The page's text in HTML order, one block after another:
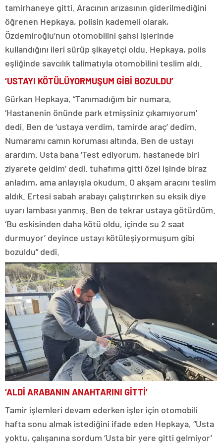
tamirhaneye gitti. Aracının arızasının giderilmediğini
öğrenen Hepkaya, polisin kademeli olarak,
Özdemiroğlu’nun otomobilini şahsi işlerinde
kullandığını ileri sürüp şikayetçi oldu. Hepkaya, polis
eşliğinde savcılık talimatıyla otomobilini teslim aldı.
‘USTAYI KÖTÜLÜYORMUŞUM GİBİ BOZULDU’
Gürkan Hepkaya, “Tanımadığım bir numara,
‘Hastanenin önünde park etmişsiniz çıkamıyorum’
dedi. Ben de ‘ustaya verdim, tamirde araç’ dedim.
Numaramı camın koruması altında. Ben de ustayı
arardım. Usta bana ‘Test ediyorum, hastanede biri
ziyarete geldim’ dedi. tuhafıma gitti özel işinde biraz
anladım, ama anlayışla okudum. O akşam aracını teslim
aldık. Ertesi sabah arabayı çalıştırırken su eksik diye
uyarı lambası yanmış. Ben de tekrar ustaya götürdüm.
‘Bu eskisinden daha kötü oldu, içinde su 2 saat
durmuyor’ deyince ustayı kötüleşiyormuşum gibi
bozuldu” dedi.
‘ALDİ ARABANIN ANAHTARINI GİTTİ’
Tamir işlemleri devam ederken işler için otomobili
hafta sonu almak istediğini ifade eden Hepkaya, “Usta
yoktu, çalışanına sordum ‘Usta bir yere gitti gelmiyor’